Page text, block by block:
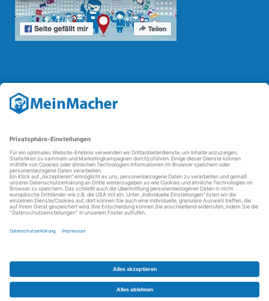
Reparatur Revolution
Mit derReparatur-Revolution
Reparaturbedingungen in Deutschland: Für Produkte, die sich gut
reparierenden Betriebe und des Reparatur-Know-hows in
Deutschland.
Weitere Informationen
FAQ - häufig gestellte Fragen
Partner werden
Über uns
Datenschutz
Barrierefreiheit
Partnerportal